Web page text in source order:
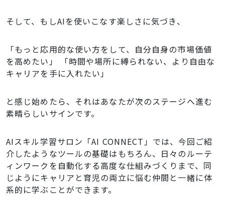
そして、もしAIを使いこなす楽しさに気づき、
「もっと応用的な使い方をして、自分自身の市場価値
を高めたい」 「時間や場所に縛られない、より自由な
キャリアを手に入れたい」
と感じ始めたら、それはあなたが次のステージへ進む
素晴らしいサインです。
AIスキル学習サロン「AI CONNECT」では、今回ご紹
介したようなツールの基礎はもちろん、日々のルーテ
ィンワークを自動化する高度な仕組みづくりまで、同
じようにキャリアと育児の両立に悩む仲間と一緒に体
系的に学ぶことができます。